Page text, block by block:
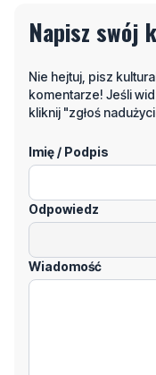
Napisz swój
Nie hejtuj, pisz
komentarze! Jeśli
kliknij "zgłoś
Imię / Podpis
Odpowiedz
Wiadomość